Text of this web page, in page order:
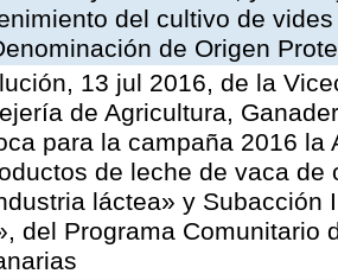
del cultivo de
de Origen
13 jul 2016, de la
de Agricultura,
para la campaña 2016
de leche de vaca
láctea» y Subacción
del Programa Comunitario